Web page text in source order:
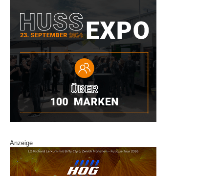
Anzeige